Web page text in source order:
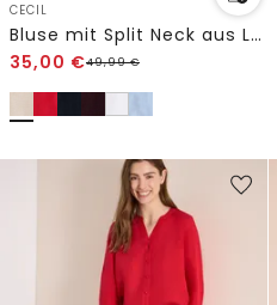
CECIL
Bluse mit Split Neck aus Leinenmix
35,00 €49,99€